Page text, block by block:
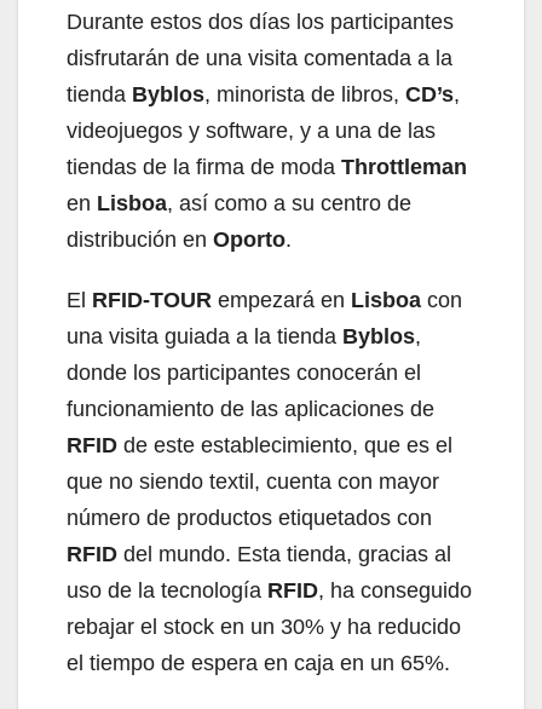
Durante estos dos días los participantes
disfrutarán de una visita comentada a la
tienda Byblos, minorista de libros, CD’s,
videojuegos y software, y a una de las
tiendas de la firma de moda Throttleman
en Lisboa, así como a su centro de
distribución en Oporto.
El RFID-TOUR empezará en Lisboa con
una visita guiada a la tienda Byblos,
donde los participantes conocerán el
funcionamiento de las aplicaciones de
RFID de este establecimiento, que es el
que no siendo textil, cuenta con mayor
número de productos etiquetados con
RFID del mundo. Esta tienda, gracias al
uso de la tecnología RFID, ha conseguido
rebajar el stock en un 30% y ha reducido
el tiempo de espera en caja en un 65%.